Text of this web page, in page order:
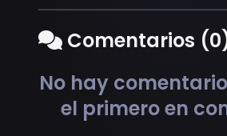
Comentarios
No hay
el primero en